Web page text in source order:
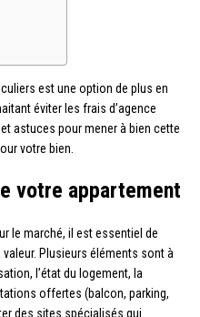
est une option de plus en
éviter les frais d’agence
astuces pour mener à bien cette
votre bien.
votre appartement
le marché, il est essentiel de
Plusieurs éléments sont à
l’état du logement, la
offertes (balcon, parking,
des sites spécialisés qui